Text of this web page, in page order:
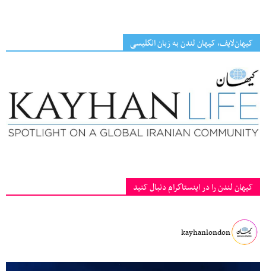
کیهان‌لایف، کیهان لندن به زبان انگلیسی
کیهان لندن را در اینستاگرام دنبال کنید
kayhanlondon